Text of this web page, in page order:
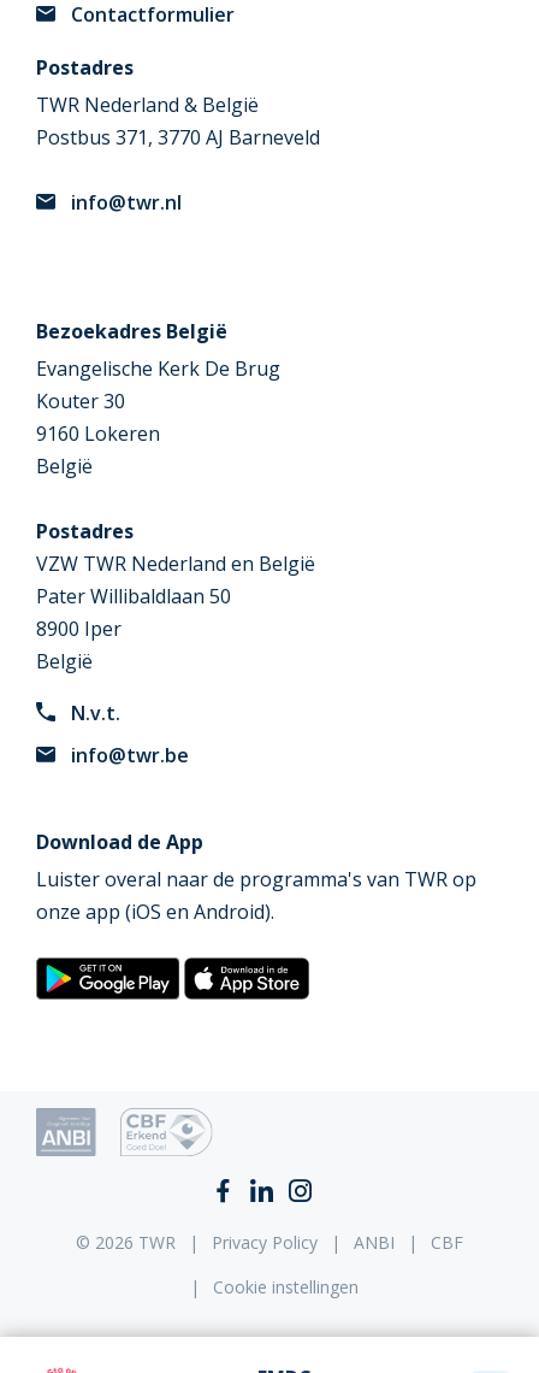
Contactformulier
Postadres
TWR Nederland & België
Postbus 371, 3770 AJ Barneveld
info@twr.nl
Bezoekadres België
Evangelische Kerk De Brug
Kouter 30
9160 Lokeren
België
Postadres
VZW TWR Nederland en België
Pater Willibaldlaan 50
8900 Iper
België
N.v.t.
info@twr.be
Download de App
Luister overal naar de programma's van TWR op
onze app (iOS en Android).
© 2026 TWR Privacy Policy ANBI
CBF
Cookie instellingen